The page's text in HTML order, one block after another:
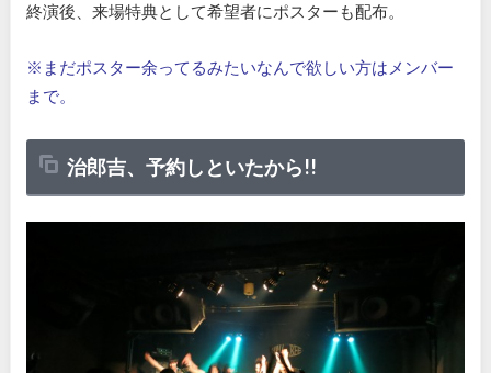
終演後、来場特典として希望者にポスターも配布。
※ まだポスター余ってるみたいなんで欲しい方はメンバー
まで。
治郎吉、予約しといたから!!